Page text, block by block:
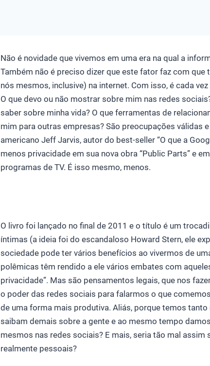
Não é novidade que vivemos em uma era na qual a
Também não é preciso dizer que este fator faz com
nós mesmos, inclusive) na internet. Com isso, é cada
O que devo ou não mostrar sobre mim nas redes
saber sobre minha vida? O que ferramentas de
mim para outras empresas? São preocupações válidas
americano Jeff Jarvis, autor do best-seller “O que a
menos privacidade em sua nova obra “Public Parts” e
programas de TV. É isso mesmo, menos.
O livro foi lançado no final de 2011 e o título é um
íntimas (a ideia foi do escandaloso Howard Stern, ele
sociedade pode ter vários benefícios ao vivermos de
polêmicas têm rendido a ele vários embates com
privacidade”. Mas são pensamentos legais, que nos
o poder das redes sociais para falarmos o que
de uma forma mais produtiva. Aliás, porque temos
saibam demais sobre a gente e ao mesmo tempo
mesmos nas redes sociais? E mais, seria tão mal
realmente pessoais?